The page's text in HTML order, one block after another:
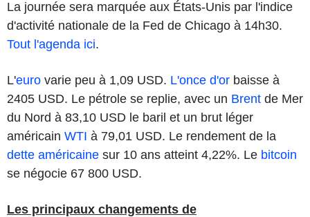
La journée sera marquée aux États-Unis par l'indice
d'activité nationale de la Fed de Chicago à 14h30.
Tout l'agenda ici.
L'euro varie peu à 1,09 USD. L'once d'or baisse à
2405 USD. Le pétrole se replie, avec un Brent de Mer
du Nord à 83,10 USD le baril et un brut léger
américain WTI à 79,01 USD. Le rendement de la
dette américaine sur 10 ans atteint 4,22%. Le bitcoin
se négocie 67 800 USD.
Les principaux changements de